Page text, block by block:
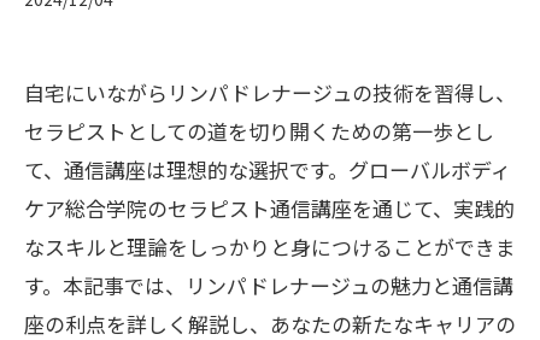
自宅にいながらリンパドレナージュの技術を習得し、
セラピストとしての道を切り開くための第一歩とし
て、通信講座は理想的な選択です。グローバルボディ
ケア総合学院のセラピスト通信講座を通じて、実践的
なスキルと理論をしっかりと身につけることができま
す。本記事では、リンパドレナージュの魅力と通信講
座の利点を詳しく解説し、あなたの新たなキャリアの